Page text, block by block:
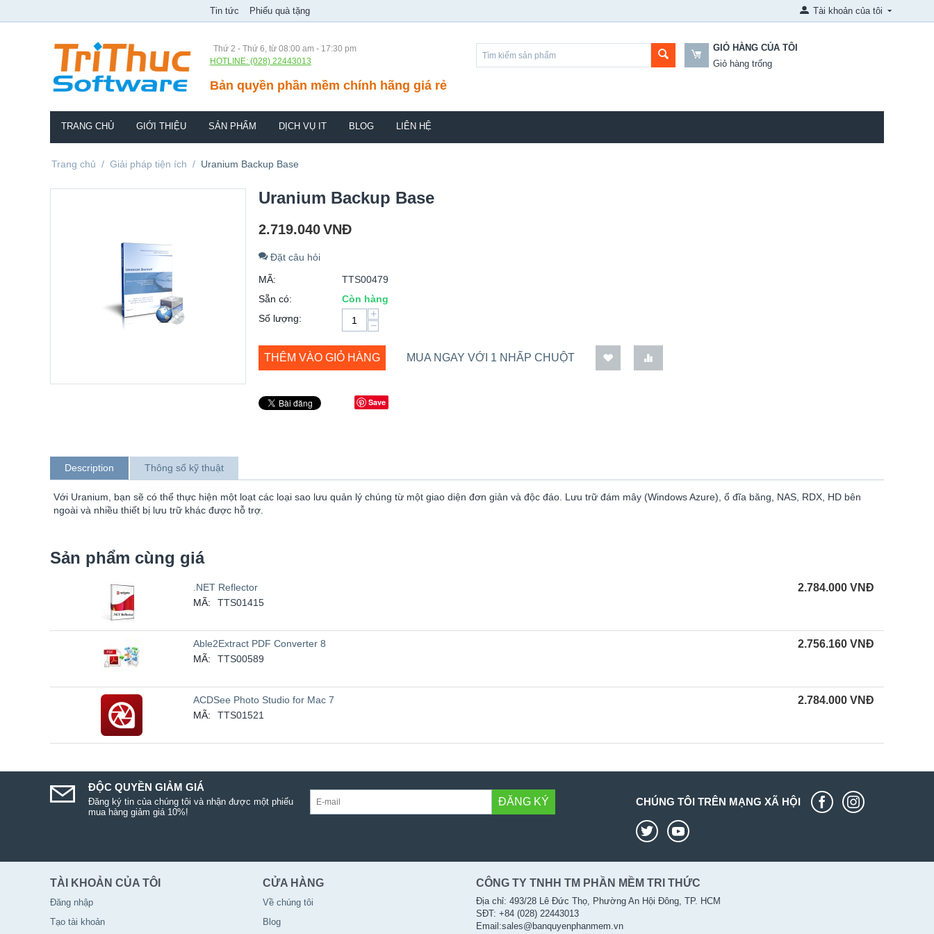
Tin tức Phiếu quà tặng Tài khoản của tôi
Thứ 2 - Thứ 6, từ 08:00 am - 17:30 pm
HOTLINE: (028) 22443013
Bản quyền phần mềm chính hãng giá rẻ
GIỎ HÀNG CỦA TÔI
Giỏ hàng trống
TRANG CHỦ GIỚI THIỆU SẢN PHẨM DỊCH VỤ IT BLOG LIÊN HỆ
Trang chủ / Giải pháp tiện ích / Uranium Backup Base
Uranium Backup Base
2.719.040VNĐ
Đặt câu hỏi
MÃ:
TTS00479
Sẵn có:
Còn hàng
Số lượng:
+
−
THÊM VÀO GIỎ HÀNG MUA NGAY VỚI 1 NHẤP CHUỘT
Save
Description Thông số kỹ thuật
Với Uranium, bạn sẽ có thể thực hiện một loạt các loại sao lưu quản lý chúng từ một giao diện đơn giản và độc đáo. Lưu trữ đám mây (Windows Azure), ổ đĩa băng, NAS, RDX, HD bên
ngoài và nhiều thiết bị lưu trữ khác được hỗ trợ.
Sản phẩm cùng giá
.NET Reflector
MÃ:
TTS01415
2.784.000 VNĐ
Able2Extract PDF Converter 8
MÃ:
TTS00589
2.756.160 VNĐ
ACDSee Photo Studio for Mac 7
MÃ:
TTS01521
2.784.000 VNĐ
ĐỘC QUYỀN GIẢM GIÁ
Đăng ký tin của chúng tôi và nhận được một phiếu
mua hàng giảm giá 10%!
ĐĂNG KÝ CHÚNG TÔI TRÊN MẠNG XÃ HỘI
TÀI KHOẢN CỦA TÔI
Đăng nhập
Tạo tài khoản
CỬA HÀNG
Về chúng tôi
Blog
CÔNG TY TNHH TM PHẦN MỀM TRI THỨC
Địa chỉ: 493/28 Lê Đức Thọ, Phường An Hội Đông, TP. HCM
SĐT: +84 (028) 22443013
Email:sales@banquyenphanmem.vn